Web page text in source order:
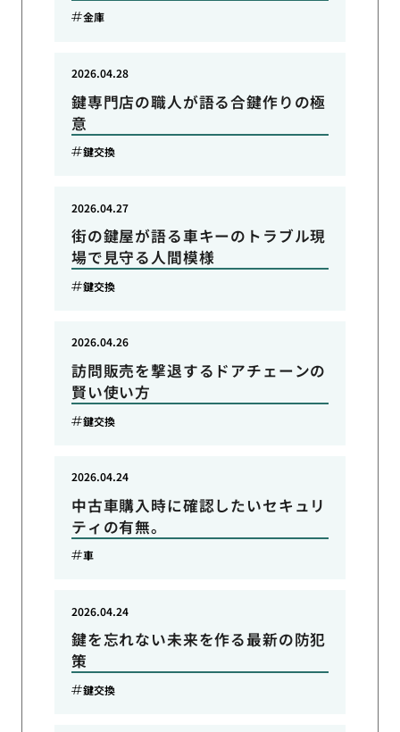
金庫
鍵専門店の職人が語る合鍵作りの極
意
2026.04.28
鍵交換
街の鍵屋が語る車キーのトラブル現
場で見守る人間模様
2026.04.27
鍵交換
訪問販売を撃退するドアチェーンの
賢い使い方
2026.04.26
鍵交換
中古車購入時に確認したいセキュリ
ティの有無。
2026.04.24
車
鍵を忘れない未来を作る最新の防犯
策
2026.04.24
鍵交換